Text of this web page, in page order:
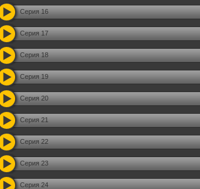
Серия 16
Серия 17
Серия 18
Серия 19
Серия 20
Серия 21
Серия 22
Серия 23
Серия 24